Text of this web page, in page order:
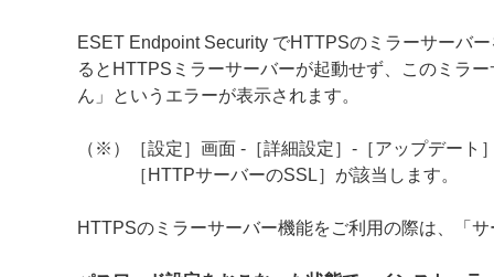
ESET Endpoint Security でHTTPSのミラーサーバ
るとHTTPSミラーサーバーが起動せず、このミラ
ん」というエラーが表示されます。
（※）［設定］画面 -［詳細設定］-［アップデー
［HTTPサーバーのSSL］が該当します。
HTTPSのミラーサーバー機能をご利用の際は、「